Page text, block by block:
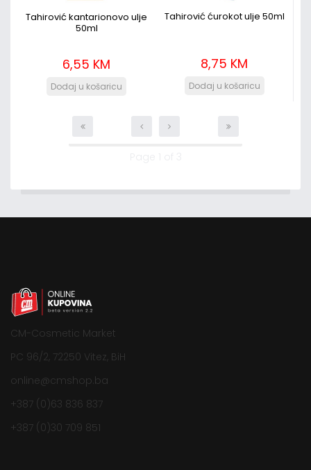
Tahirović kantarionovo ulje
50ml
6,55 KM
Tahirović ćurokot ulje 50ml
8,75 KM
CM-Cosmetic Market
PC 96/2, 72250 Vitez, BiH
online@cmshop.ba
+387 (0)63 836 837
+387 (0)30 709 851